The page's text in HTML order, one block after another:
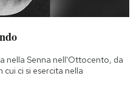
nella Senna nell'Ottocento, da
cui ci si esercita nella